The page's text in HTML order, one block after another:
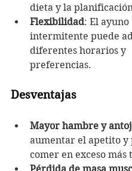
dieta y la
Flexibilidad: El ayuno
intermitente puede
diferentes horarios y
preferencias.
Desventajas
Mayor hambre y
aumentar el apetito y
comer en exceso más